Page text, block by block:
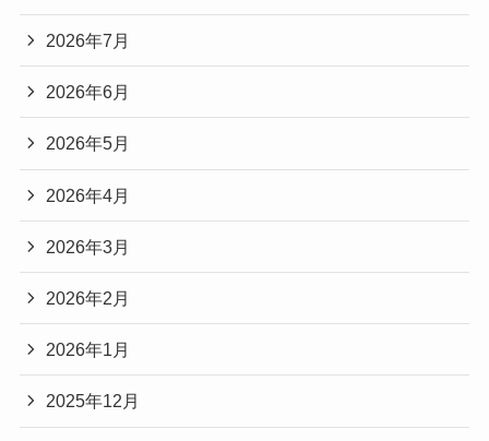
2026年7月
2026年6月
2026年5月
2026年4月
2026年3月
2026年2月
2026年1月
2025年12月